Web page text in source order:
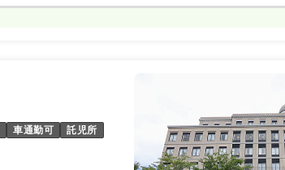
車通勤可
託児所